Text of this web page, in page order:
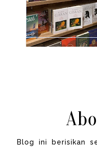
Blog ini berisikan